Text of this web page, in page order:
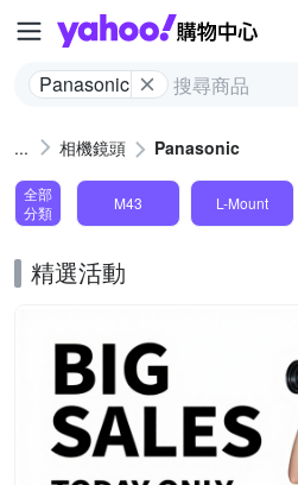
Panasonic
相機鏡頭 Panasonic
全部
分類
M43 L-Mount
精選活動